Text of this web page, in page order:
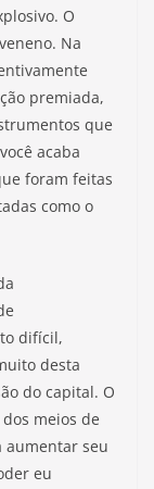
O
Na
premiada,
que
acaba
foram feitas
como o
difícil,
desta
do capital. O
meios de
aumentar seu
eu